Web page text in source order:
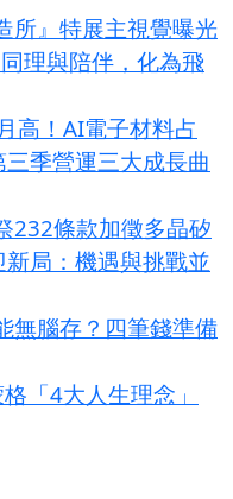
所』特展主視覺曝光
理與陪伴，化為飛
高！AI電子材料占
季營運三大成長曲
232條款加徵多晶矽
局：機遇與挑戰並
無腦存？四筆錢準備
「4大人生理念」